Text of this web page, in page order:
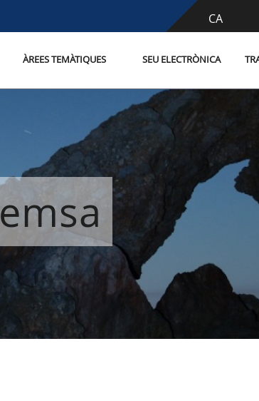
CA
ES
ÀREES TEMÀTIQUES SEU ELECTRÒNICA